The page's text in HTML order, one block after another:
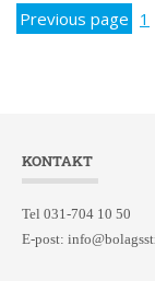
Previous page 1
KONTAKT
Tel 031-704 10 50
E-post: